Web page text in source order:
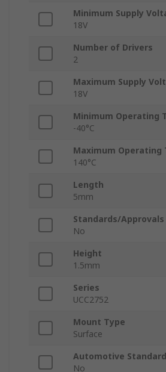
Minimum Supply
18V
Number of Drivers
2
Maximum Supply
18V
Minimum Operating
-40°C
Maximum Operating
140°C
Length
5mm
Standards/Approvals
No
Height
1.5mm
Series
UCC2752
Mount Type
Surface
Automotive Standard
No